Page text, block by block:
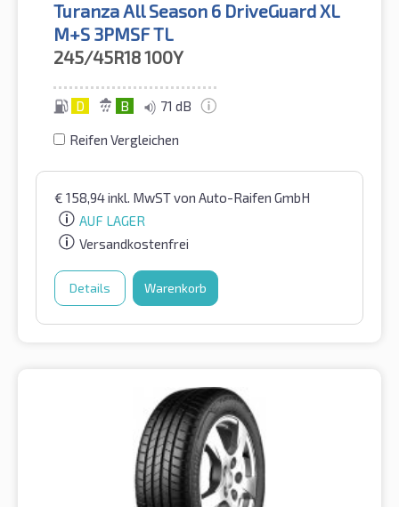
Turanza All Season 6 DriveGuard XL
M+S 3PMSF TL
245/45R18100Y
D B 71 dB
Reifen Vergleichen
€ 158,94inkl. MwSTvon Auto-Raifen GmbH
AUF LAGER
Versandkostenfrei
Details Warenkorb